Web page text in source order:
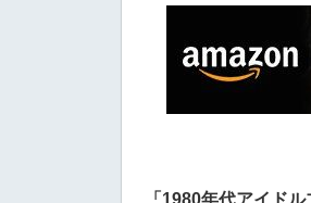
「1980年代アイド